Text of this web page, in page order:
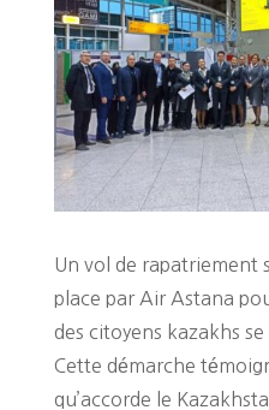
Un vol de rapatriement
place par Air Astana
des citoyens kazakhs
Cette démarche
qu’accorde le